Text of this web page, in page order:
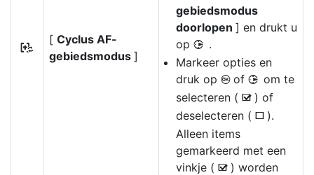
r
[ Cyclus AF-
gebiedsmodus ]
gebiedsmodus
doorlopen ] en drukt u
op 2 .
Markeer opties en
druk op J of 2 om te
selecteren ( M ) of
deselecteren ( U ).
Alleen items
gemarkeerd met een
vinkje ( M ) worden